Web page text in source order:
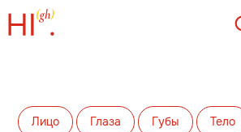
Лицо Глаза Губы Тело